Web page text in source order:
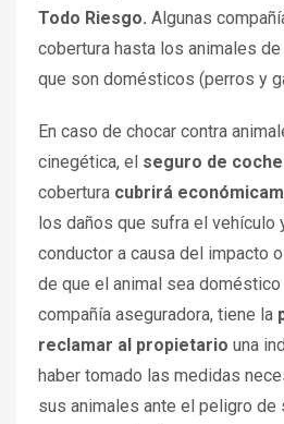
Todo Riesgo. Algunas
cobertura hasta los animales
que son domésticos (perros y
En caso de chocar contra
cinegética, el seguro de coche
cobertura cubrirá
los daños que sufra el vehículo
conductor a causa del impacto
de que el animal sea doméstico
compañía aseguradora, tiene la
reclamar al propietario una
haber tomado las medidas
sus animales ante el peligro de